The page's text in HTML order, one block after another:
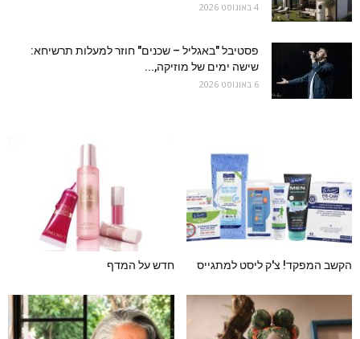
4 באוגוסט 2026
פסטיבל "באגליל – שכנים" חוזר למעלות תרשיחא:
שישה ימים של מוזיקה,...
6 באוגוסט 2026
הקשב המפקד! צ'ק ליסט למתגייס חדש על המדף